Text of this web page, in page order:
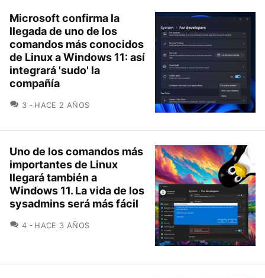
Microsoft confirma la
llegada de uno de los
comandos más conocidos
de Linux a Windows 11: así
integrará 'sudo' la
compañía
3 COMENTARIOS
HACE 2 AÑOS
Uno de los comandos más
importantes de Linux
llegará también a
Windows 11. La vida de los
sysadmins será más fácil
4 COMENTARIOS
HACE 3 AÑOS